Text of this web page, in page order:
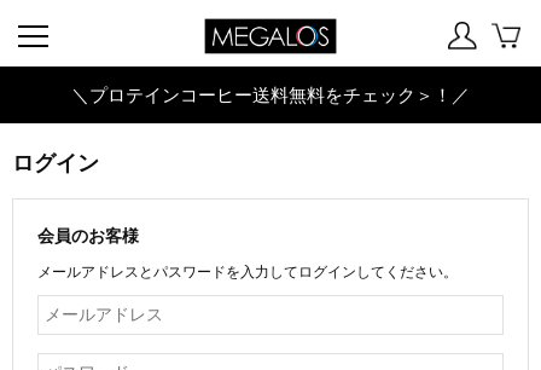
＼プロテインコーヒー送料無料をチェック＞！／
ログイン
会員のお客様
メールアドレスとパスワードを入力してログインしてください。